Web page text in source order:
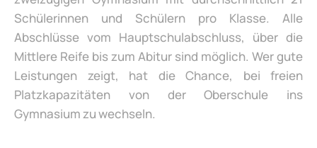
Schülerinnen und Schülern pro Klasse. Alle
Abschlüsse vom Hauptschulabschluss, über die
Mittlere Reife bis zum Abitur sind möglich. Wer gute
Leistungen zeigt, hat die Chance, bei freien
Platzkapazitäten von der Oberschule ins
Gymnasium zu wechseln.